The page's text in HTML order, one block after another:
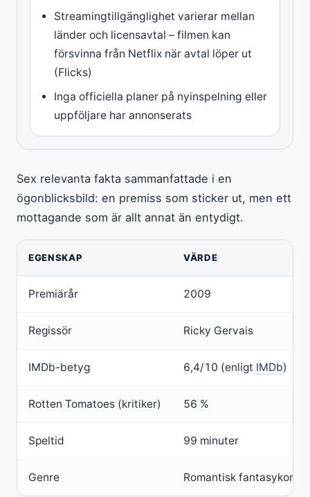
Streamingtillgänglighet varierar mellan
länder och licensavtal – filmen kan
försvinna från Netflix när avtal löper ut
(Flicks)
Inga officiella planer på nyinspelning eller
uppföljare har annonserats
Sex relevanta fakta sammanfattade i en
ögonblicksbild: en premiss som sticker ut, men ett
mottagande som är allt annat än entydigt.
EGENSKAP VÄRDE
Premiärår 2009
Regissör Ricky Gervais
IMDb-betyg 6,4/10 (enligt IMDb)
Rotten Tomatoes (kritiker) 56 %
Speltid 99 minuter
Genre Romantisk